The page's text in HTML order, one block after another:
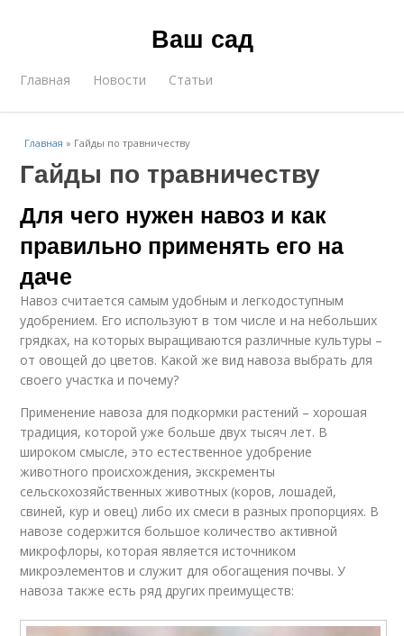
Ваш сад
Главная Новости Статьи
Главная » Гайды по травничеству
Гайды по травничеству
Для чего нужен навоз и как
правильно применять его на
даче
Навоз считается самым удобным и легкодоступным
удобрением. Его используют в том числе и на небольших
грядках, на которых выращиваются различные культуры –
от овощей до цветов. Какой же вид навоза выбрать для
своего участка и почему?
Применение навоза для подкормки растений – хорошая
традиция, которой уже больше двух тысяч лет. В
широком смысле, это естественное удобрение
животного происхождения, экскременты
сельскохозяйственных животных (коров, лошадей,
свиней, кур и овец) либо их смеси в разных пропорциях. В
навозе содержится большое количество активной
микрофлоры, которая является источником
микроэлементов и служит для обогащения почвы. У
навоза также есть ряд других преимуществ: